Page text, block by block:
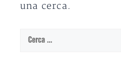
una cerca.
Cerca: